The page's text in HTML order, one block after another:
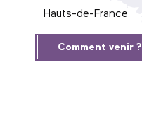
Hauts-de-France
Comment venir ?